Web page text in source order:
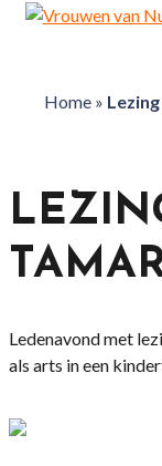
Home»
Ledenavond met
als arts in een